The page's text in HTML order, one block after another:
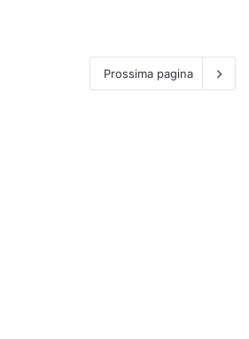
Prossima pagina